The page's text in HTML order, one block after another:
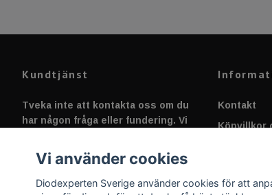
Kundtjänst
Tveka inte att kontakta oss om du
har någon fråga eller fundering. Vi
Kontakt
Köpvillkor
Vi använder cookies
Diodexperten Sverige använder cookies för att